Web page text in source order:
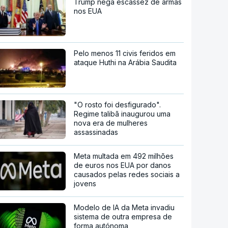
Trump nega escassez de armas
nos EUA
Pelo menos 11 civis feridos em
ataque Huthi na Arábia Saudita
"O rosto foi desfigurado".
Regime talibã inaugurou uma
nova era de mulheres
assassinadas
Meta multada em 492 milhões
de euros nos EUA por danos
causados pelas redes sociais a
jovens
Modelo de IA da Meta invadiu
sistema de outra empresa de
forma autónoma